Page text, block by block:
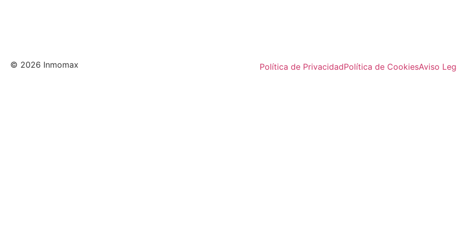
© 2026 Inmomax Política de PrivacidadPolítica de CookiesAviso